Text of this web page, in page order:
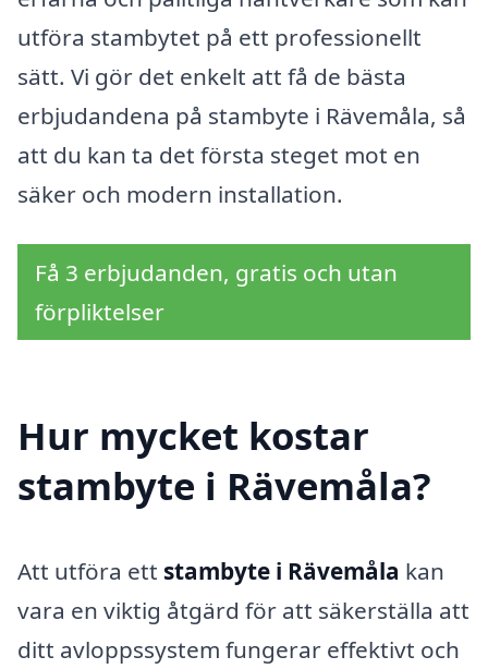
utföra stambytet på ett professionellt
sätt. Vi gör det enkelt att få de bästa
erbjudandena på stambyte i Rävemåla, så
att du kan ta det första steget mot en
säker och modern installation.
Få 3 erbjudanden, gratis och utan
förpliktelser
Hur mycket kostar
stambyte i Rävemåla?
Att utföra ett stambyte i Rävemåla kan
vara en viktig åtgärd för att säkerställa att
ditt avloppssystem fungerar effektivt och